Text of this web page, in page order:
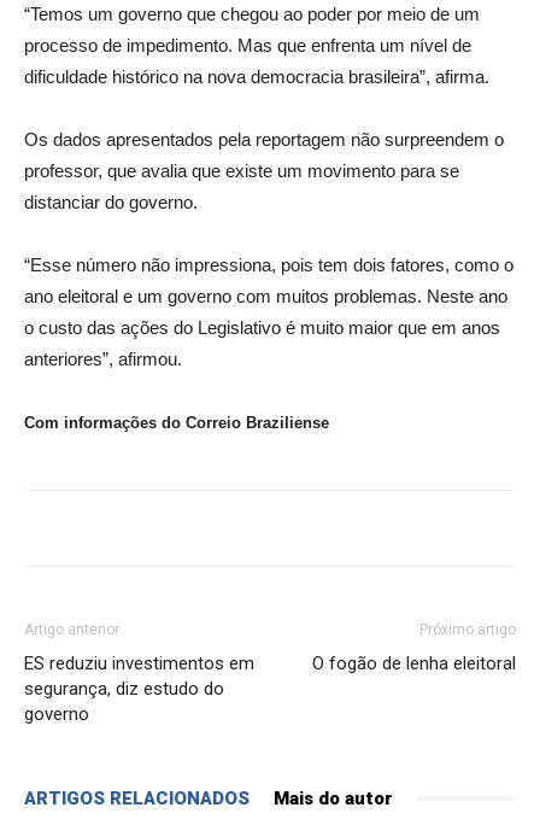
“Temos um governo que chegou ao poder por meio de um
processo de impedimento. Mas que enfrenta um nível de
dificuldade histórico na nova democracia brasileira”, afirma.
Os dados apresentados pela reportagem não surpreendem o
professor, que avalia que existe um movimento para se
distanciar do governo.
“Esse número não impressiona, pois tem dois fatores, como o
ano eleitoral e um governo com muitos problemas. Neste ano
o custo das ações do Legislativo é muito maior que em anos
anteriores”, afirmou.
Com informações do Correio Braziliense
Artigo anterior
ES reduziu investimentos em
segurança, diz estudo do
governo
Próximo artigo
O fogão de lenha eleitoral
ARTIGOS RELACIONADOS Mais do autor